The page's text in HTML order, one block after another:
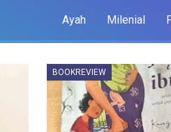
Ayah Milenial
BOOKREVIEW